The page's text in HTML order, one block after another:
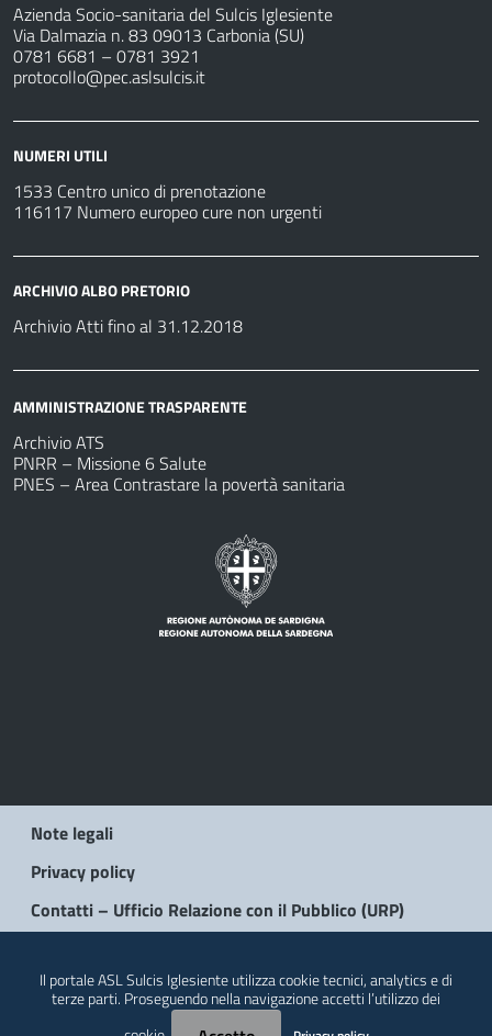
Azienda Socio-sanitaria del Sulcis Iglesiente
Via Dalmazia n. 83 09013 Carbonia (SU)
0781 6681 – 0781 3921
protocollo@pec.aslsulcis.it
NUMERI UTILI
1533 Centro unico di prenotazione
116117 Numero europeo cure non urgenti
ARCHIVIO ALBO PRETORIO
Archivio Atti fino al 31.12.2018
AMMINISTRAZIONE TRASPARENTE
Archivio ATS
PNRR – Missione 6 Salute
PNES – Area Contrastare la povertà sanitaria
Note legali
Privacy policy
Contatti – Ufficio Relazione con il Pubblico (URP)
Il portale ASL Sulcis Iglesiente utilizza cookie tecnici, analytics e di
terze parti. Proseguendo nella navigazione accetti l’utilizzo dei